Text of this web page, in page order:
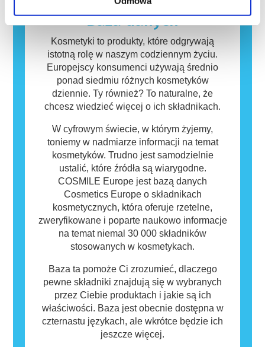
funkcjonowania układu hormonalnego.
mogą zawierać składniki, które dla niektórych
osób mogą okazać się alergizujące. Nie
oznacza to jednak, że produkt nie jest
bezpieczny dla innych.
Baza danych
Kosmetyki to produkty, które odgrywają
istotną rolę w naszym codziennym życiu.
Europejscy konsumenci używają średnio
ponad siedmiu różnych kosmetyków
dziennie. Ty również? To naturalne, że
chcesz wiedzieć więcej o ich składnikach.
W cyfrowym świecie, w którym żyjemy,
toniemy w nadmiarze informacji na temat
kosmetyków. Trudno jest samodzielnie
ustalić, które źródła są wiarygodne.
COSMILE Europe jest bazą danych
Cosmetics Europe o składnikach
kosmetycznych, która oferuje rzetelne,
zweryfikowane i poparte naukowo informacje
na temat niemal 30 000 składników
stosowanych w kosmetykach.
Baza ta pomoże Ci zrozumieć, dlaczego
pewne składniki znajdują się w wybranych
przez Ciebie produktach i jakie są ich
właściwości. Baza jest obecnie dostępna w
czternastu językach, ale wkrótce będzie ich
jeszcze więcej.